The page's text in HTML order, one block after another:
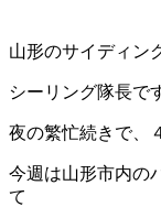
山形のサイディン
シーリング隊長で
夜の繁忙続きで、
今週は山形市内の
て